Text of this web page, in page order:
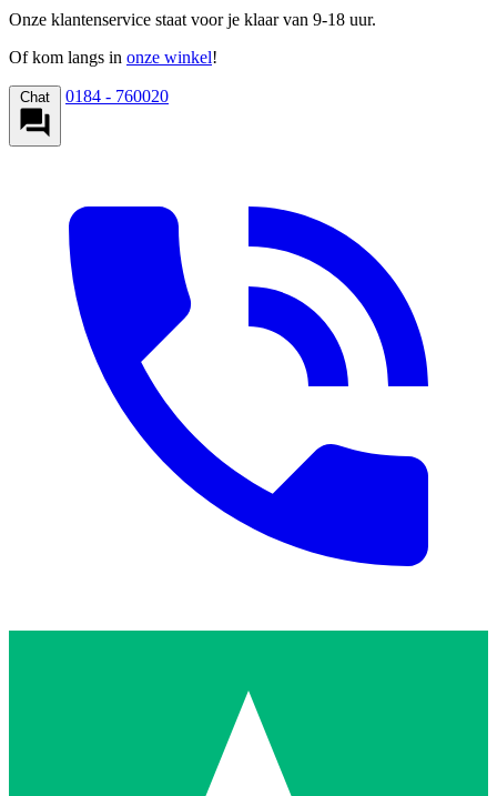
Onze klantenservice staat voor je klaar van 9-18 uur.
Of kom langs in onze winkel!
Chat 0184 - 760020